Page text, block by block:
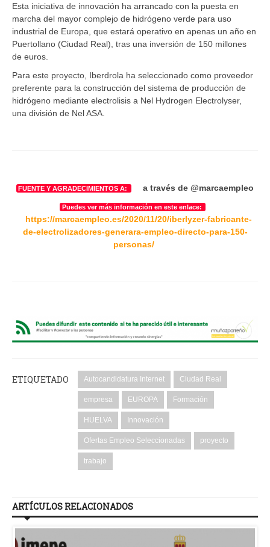
Esta iniciativa de innovación ha arrancado con la puesta en
marcha del mayor complejo de hidrógeno verde para uso
industrial de Europa, que estará operativo en apenas un año en
Puertollano (Ciudad Real), tras una inversión de 150 millones
de euros.
Para este proyecto, Iberdrola ha seleccionado como proveedor
preferente para la construcción del sistema de producción de
hidrógeno mediante electrolisis a Nel Hydrogen Electrolyser,
una división de Nel ASA.
FUENTE Y AGRADECIMIENTOS A: a través de @marcaempleo
Puedes ver más información en este enlace:
https://marcaempleo.es/2020/11/20/iberlyzer-fabricante-
de-electrolizadores-generara-empleo-directo-para-150-
personas/
ETIQUETADO Autocandidatura Internet Ciudad Real
empresa EUROPA Formación
HUELVA Innovación
Ofertas Empleo Seleccionadas proyecto
trabajo
ARTÍCULOS RELACIONADOS